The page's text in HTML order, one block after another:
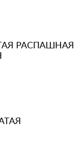
РАСПАШНАЯ